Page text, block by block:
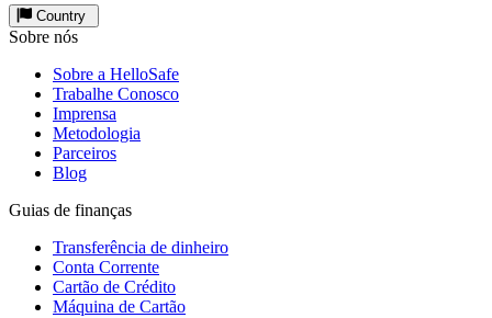
Country
Sobre nós
Sobre a HelloSafe
Trabalhe Conosco
Imprensa
Metodologia
Parceiros
Blog
Guias de finanças
Transferência de dinheiro
Conta Corrente
Cartão de Crédito
Máquina de Cartão